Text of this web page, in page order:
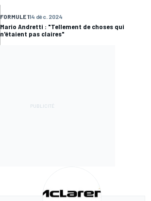
FORMULE 114 déc. 2024
Mario Andretti : "Tellement de choses qui
n'étaient pas claires"